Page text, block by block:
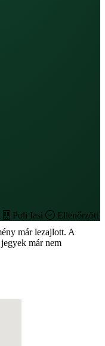
Poli Iasi
Ellenőrzött
már lezajlott. A
már nem